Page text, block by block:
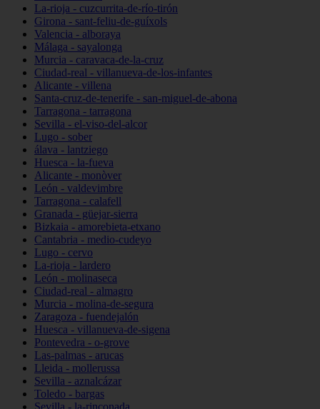
La-rioja - cuzcurrita-de-río-tirón
Girona - sant-feliu-de-guíxols
Valencia - alboraya
Málaga - sayalonga
Murcia - caravaca-de-la-cruz
Ciudad-real - villanueva-de-los-infantes
Alicante - villena
Santa-cruz-de-tenerife - san-miguel-de-abona
Tarragona - tarragona
Sevilla - el-viso-del-alcor
Lugo - sober
álava - lantziego
Huesca - la-fueva
Alicante - monòver
León - valdevimbre
Tarragona - calafell
Granada - güejar-sierra
Bizkaia - amorebieta-etxano
Cantabria - medio-cudeyo
Lugo - cervo
La-rioja - lardero
León - molinaseca
Ciudad-real - almagro
Murcia - molina-de-segura
Zaragoza - fuendejalón
Huesca - villanueva-de-sigena
Pontevedra - o-grove
Las-palmas - arucas
Lleida - mollerussa
Sevilla - aznalcázar
Toledo - bargas
Sevilla - la-rinconada